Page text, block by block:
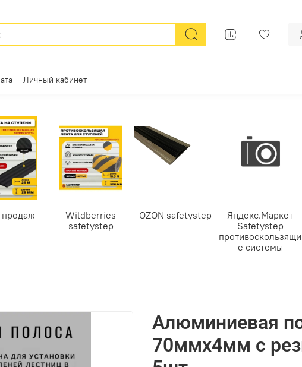
Личный кабинет
Wildberries
safetystep
OZON safetystep
Яндекс.Маркет
Safetystep
противоскользящи
е системы
Алюминиевая
70ммх4мм с